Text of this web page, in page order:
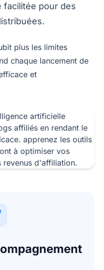
facilitée pour des
plus les limites
chaque lancement de
et